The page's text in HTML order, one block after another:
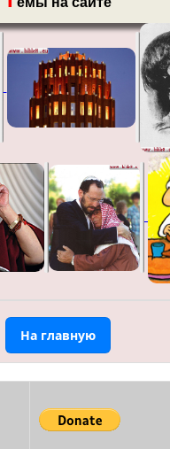
На главную